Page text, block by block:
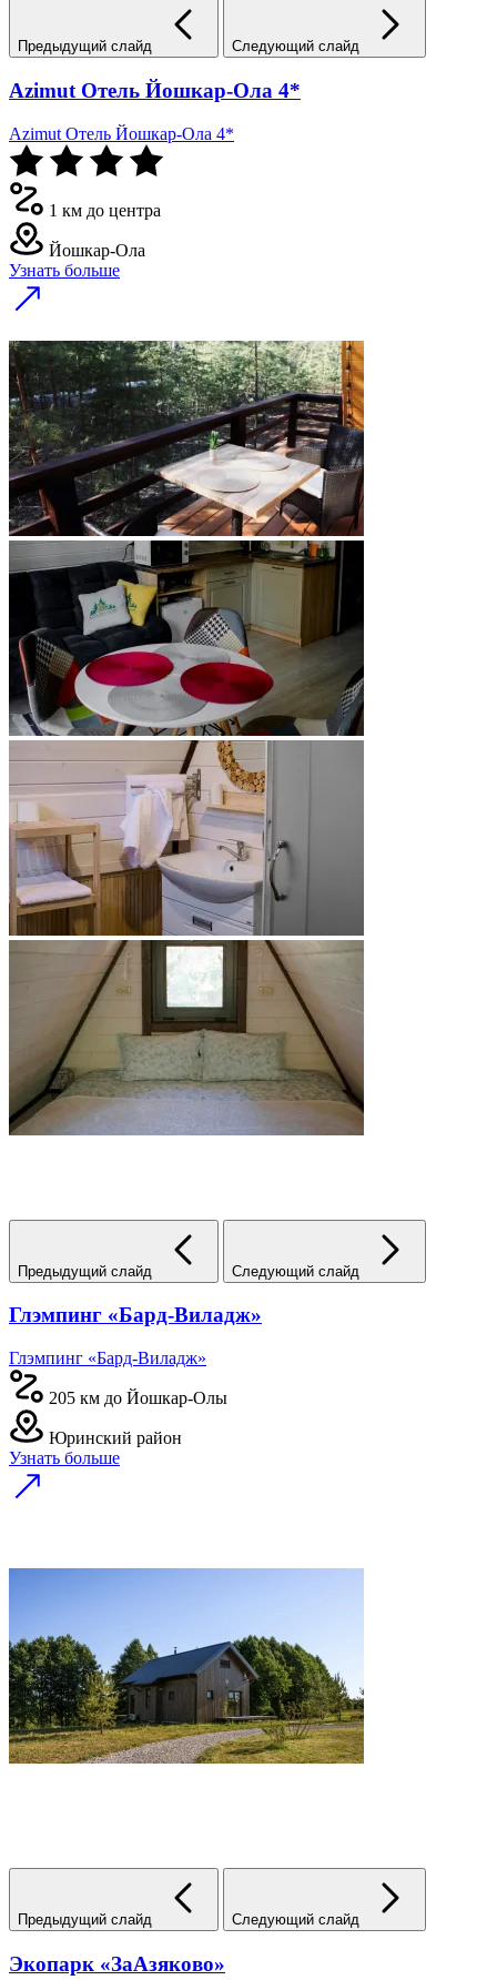
Предыдущий слайд Следующий слайд
Azimut Отель Йошкар-Ола 4*
Azimut Отель Йошкар-Ола 4*
1 км до центра
Йошкар-Ола
Узнать больше
Предыдущий слайд Следующий слайд
Глэмпинг «Бард-Виладж»
Глэмпинг «Бард-Виладж»
205 км до Йошкар-Олы
Юринский район
Узнать больше
Предыдущий слайд Следующий слайд
Экопарк «ЗаАзяково»